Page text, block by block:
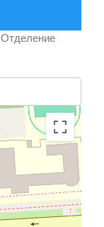
Отделение